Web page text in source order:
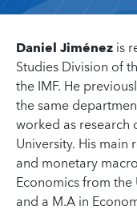
Daniel Jiménezis
Studies Division of
the IMF. He
the same
worked as research
University. His
and monetary
Economics from
and a M.A in